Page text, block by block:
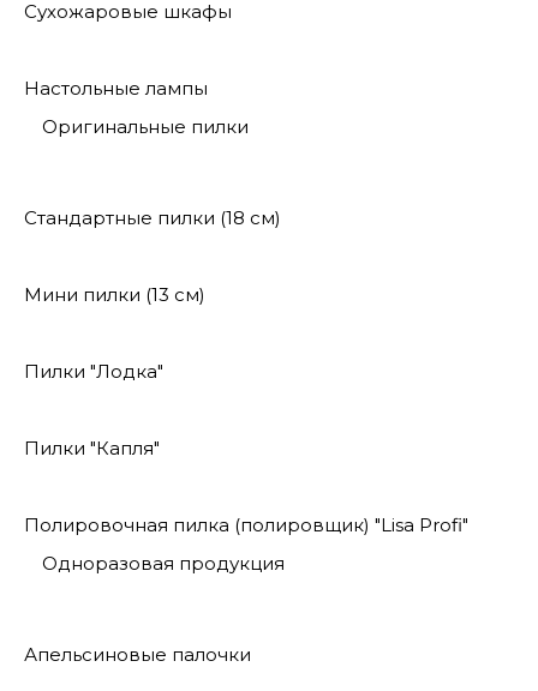
Сухожаровые шкафы
Настольные лампы
Оригинальные пилки
Стандартные пилки (18 см)
Мини пилки (13 см)
Пилки "Лодка"
Пилки "Капля"
Полировочная пилка (полировщик) "Lisa Profi"
Одноразовая продукция
Апельсиновые палочки